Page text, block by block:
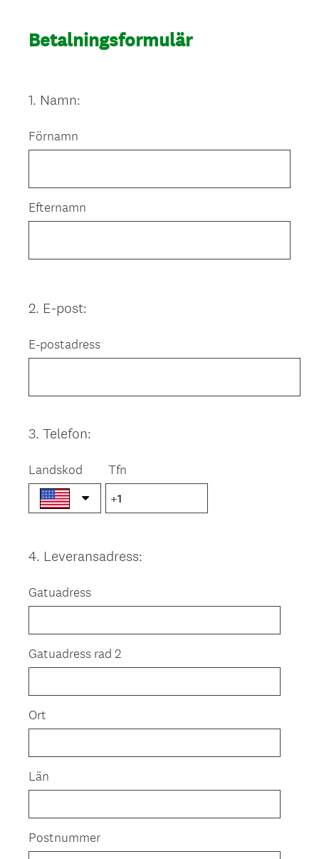
Betalningsformulär
Question
1. Namn:
Förnamn
Efternamn
Question
2. E-post:
E-postadress
Question
3. Telefon:
Landskod Tfn
Question
4. Leveransadress:
Gatuadress
Gatuadress rad 2
Ort
Län
Postnummer